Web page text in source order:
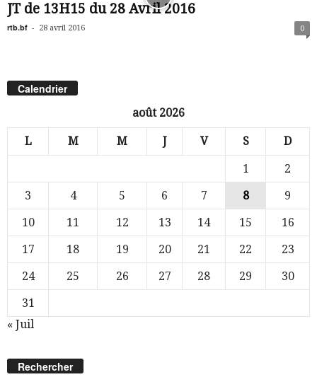
JT de 13H15 du 28 Avril 2016
rtb.bf - 28 avril 2016 0
Calendrier
août 2026
L M M J V S D
1
2
3
4 5 6 7 8
9
10
11 12 13 14 15
16
17
18 19 20 21 22
23
24
25 26 27 28 29
30
31
« Juil
Rechercher